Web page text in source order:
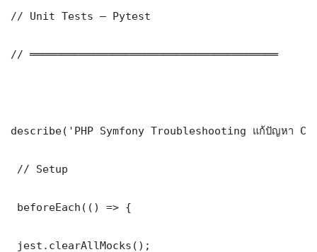
// Unit Tests — Pytest
// ═══════════════════════════════════════
describe('PHP Symfony Troubleshooting แก้ปัญหา
// Setup
beforeEach(() => {
jest.clearAllMocks();